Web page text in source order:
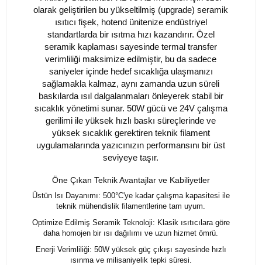
olarak geliştirilen bu yükseltilmiş (upgrade) seramik
ısıtıcı fişek, hotend ünitenize endüstriyel
standartlarda bir ısıtma hızı kazandırır. Özel
seramik kaplaması sayesinde termal transfer
verimliliği maksimize edilmiştir, bu da sadece
saniyeler içinde hedef sıcaklığa ulaşmanızı
sağlamakla kalmaz, aynı zamanda uzun süreli
baskılarda ısıl dalgalanmaları önleyerek stabil bir
sıcaklık yönetimi sunar. 50W gücü ve 24V çalışma
gerilimi ile yüksek hızlı baskı süreçlerinde ve
yüksek sıcaklık gerektiren teknik filament
uygulamalarında yazıcınızın performansını bir üst
seviyeye taşır.
Öne Çıkan Teknik Avantajlar ve Kabiliyetler
Üstün Isı Dayanımı: 500°C'ye kadar çalışma kapasitesi ile
teknik mühendislik filamentlerine tam uyum.
Optimize Edilmiş Seramik Teknoloji: Klasik ısıtıcılara göre
daha homojen bir ısı dağılımı ve uzun hizmet ömrü.
Enerji Verimliliği: 50W yüksek güç çıkışı sayesinde hızlı
ısınma ve milisaniyelik tepki süresi.